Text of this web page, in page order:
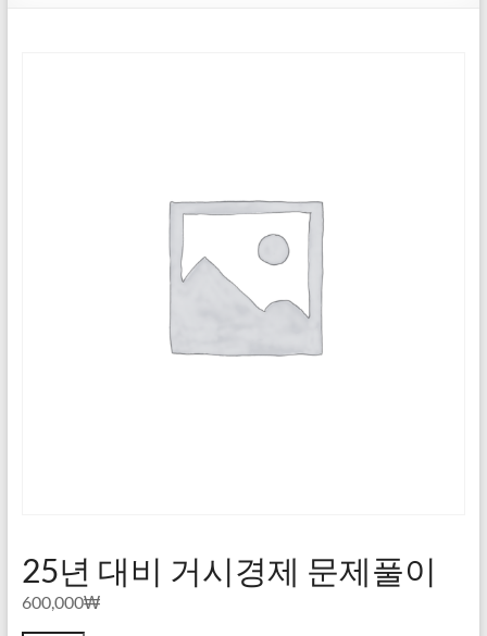
25년 대비 거시경제 문제풀이
600,000₩